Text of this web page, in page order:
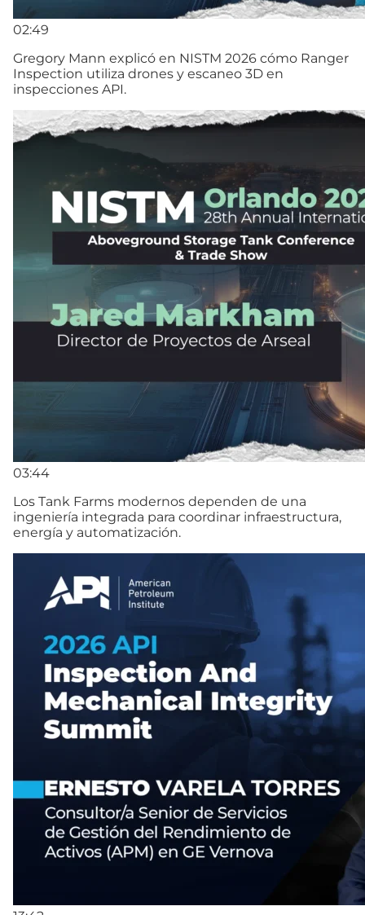
02:49
Gregory Mann explicó en NISTM 2026 cómo Ranger
Inspection utiliza drones y escaneo 3D en
inspecciones API.
03:44
Los Tank Farms modernos dependen de una
ingeniería integrada para coordinar infraestructura,
energía y automatización.